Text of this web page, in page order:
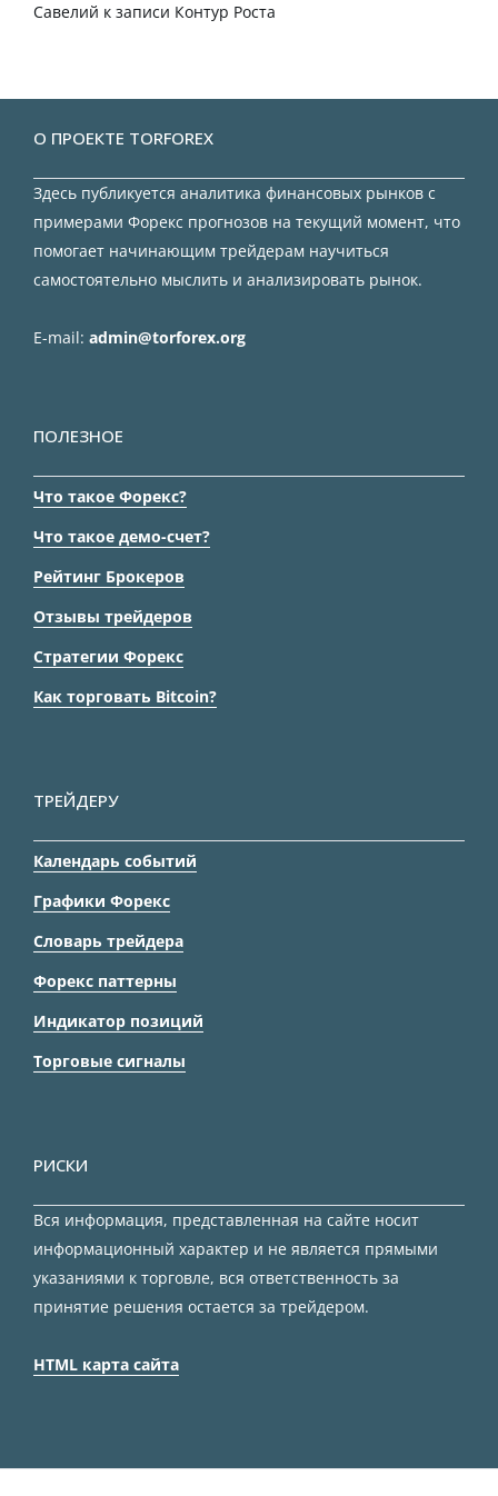
Савелий к записи Контур Роста
О ПРОЕКТЕ TORFOREX
Здесь публикуется аналитика финансовых рынков с
примерами Форекс прогнозов на текущий момент, что
помогает начинающим трейдерам научиться
самостоятельно мыслить и анализировать рынок.
E-mail: admin@torforex.org
ПОЛЕЗНОЕ
Что такое Форекс?
Что такое демо-счет?
Рейтинг Брокеров
Отзывы трейдеров
Стратегии Форекс
Как торговать Bitcoin?
ТРЕЙДЕРУ
Календарь событий
Графики Форекс
Словарь трейдера
Форекс паттерны
Индикатор позиций
Торговые сигналы
РИСКИ
Вся информация, представленная на сайте носит
информационный характер и не является прямыми
указаниями к торговле, вся ответственность за
принятие решения остается за трейдером.
HTML карта сайта